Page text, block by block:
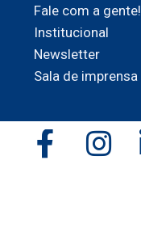
Fale com a gente!
Institucional
Newsletter
Sala de imprensa